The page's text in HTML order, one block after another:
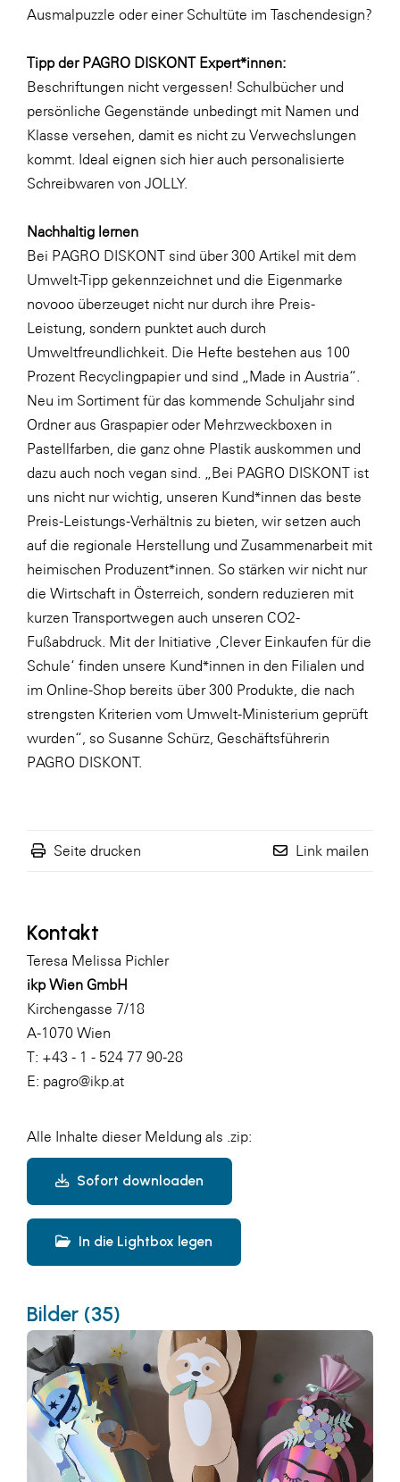
WK UBIT
Zühlke
Media
Ausmalpuzzle oder einer Schultüte im Taschendesign?
Tipp der PAGRO DISKONT Expert*innen:
Beschriftungen nicht vergessen! Schulbücher und
persönliche Gegenstände unbedingt mit Namen und
Klasse versehen, damit es nicht zu Verwechslungen
kommt. Ideal eignen sich hier auch personalisierte
Schreibwaren von JOLLY.
Nachhaltig lernen
Bei PAGRO DISKONT sind über 300 Artikel mit dem
Umwelt-Tipp gekennzeichnet und die Eigenmarke
novooo überzeuget nicht nur durch ihre Preis-
Leistung, sondern punktet auch durch
Umweltfreundlichkeit. Die Hefte bestehen aus 100
Prozent Recyclingpapier und sind „Made in Austria“.
Neu im Sortiment für das kommende Schuljahr sind
Ordner aus Graspapier oder Mehrzweckboxen in
Pastellfarben, die ganz ohne Plastik auskommen und
dazu auch noch vegan sind. „Bei PAGRO DISKONT ist
uns nicht nur wichtig, unseren Kund*innen das beste
Preis-Leistungs-Verhältnis zu bieten, wir setzen auch
auf die regionale Herstellung und Zusammenarbeit mit
heimischen Produzent*innen. So stärken wir nicht nur
die Wirtschaft in Österreich, sondern reduzieren mit
kurzen Transportwegen auch unseren CO2-
Fußabdruck. Mit der Initiative ‚Clever Einkaufen für die
Schule‘ finden unsere Kund*innen in den Filialen und
im Online-Shop bereits über 300 Produkte, die nach
strengsten Kriterien vom Umwelt-Ministerium geprüft
wurden“, so Susanne Schürz, Geschäftsführerin
PAGRO DISKONT.
Seite drucken Link mailen
Kontakt
Teresa Melissa Pichler
ikp Wien GmbH
Kirchengasse 7/18
A-1070 Wien
T: +43 - 1 - 524 77 90-28
E: pagro@ikp.at
Alle Inhalte dieser Meldung als .zip:
Sofort downloaden
In die Lightbox legen
Bilder (35)